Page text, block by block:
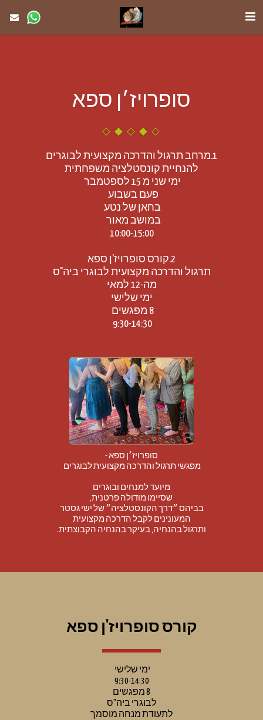
סופרויז׳ן ספא
9:30-14:30
סופרויז׳ן ספא -
מפגשי תרגול והדרכה מקצועית לבוגרים
מיועד למנחים ובוגרים
שסיימו מודולה פרטנית,
בביהס ״דרך הקונסטלציה״ של ישי גסטר
המעונינים לקבל הדרכה מקצועית
ותרגול בהנחיה, בעיקר בהנחיה הקבוצתית.
קורס סופרויז'ן ספא
ימי שלישי
9:30-14:30
8 מפגשים
לבוגרי ביה"ס
לתעודת מנחה מוסמך